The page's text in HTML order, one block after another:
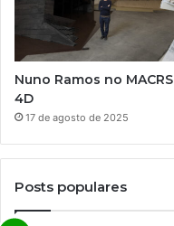
Nuno Ramos no MACRS
4D
17 de agosto de 2025
Posts populares